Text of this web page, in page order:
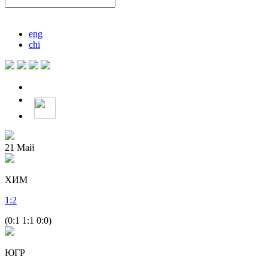
eng
chi
21 Май
ХИМ
1 :2
(0:1 1:1 0:0)
ЮГР